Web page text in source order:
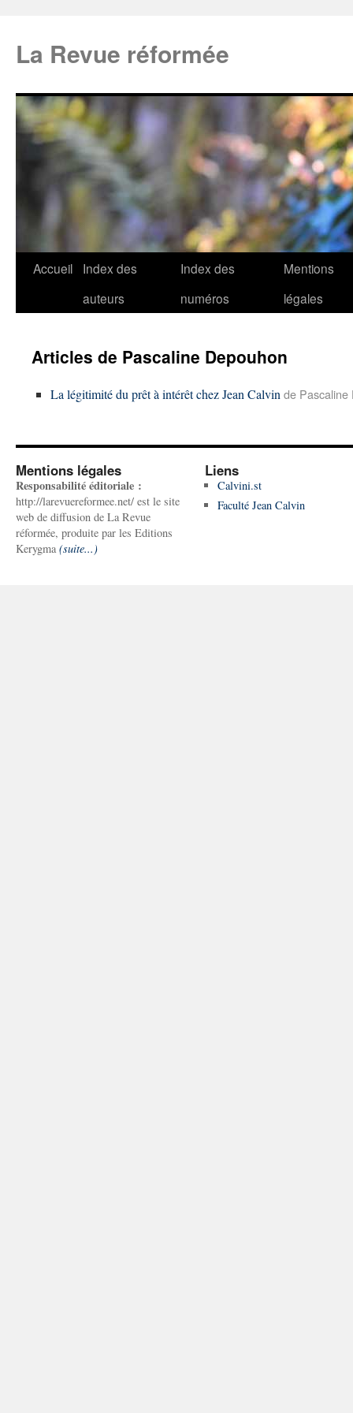
La Revue réformée
Accueil
Index des
auteurs
Index des
numéros
Mentions
légales
Articles de Pascaline Depouhon
La légitimité du prêt à intérêt chez Jean Calvin de Pascaline
Mentions légales
Responsabilité éditoriale :
http://larevuereformee.net/ est le site
web de diffusion de La Revue
réformée, produite par les Editions
Kerygma (suite...)
Liens
Calvini.st
Faculté Jean Calvin